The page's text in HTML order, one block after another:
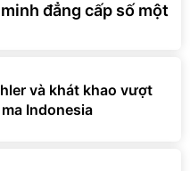
đẳng cấp số một
và khát khao vượt
Indonesia